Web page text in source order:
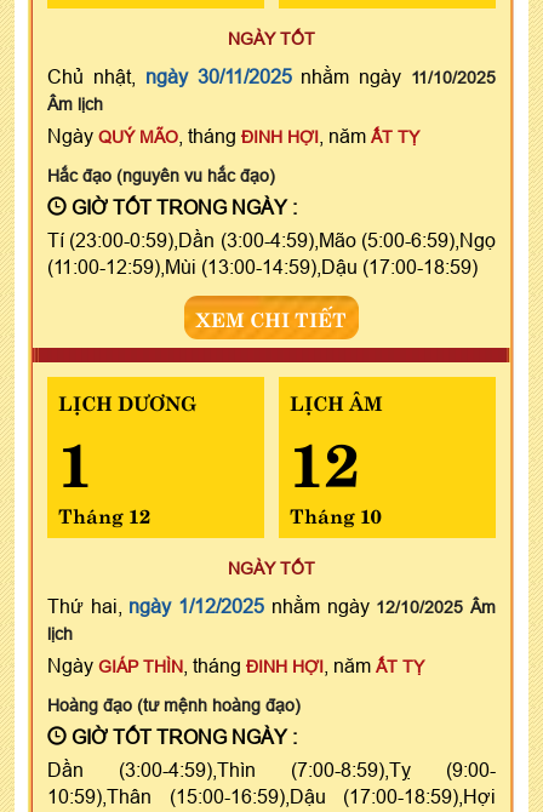
NGÀY TỐT
Chủ nhật, ngày 30/11/2025nhằm ngày 11/10/2025
Âm lịch
Ngày QUÝ MÃO , tháng ĐINH HỢI , năm ẤT TỴ
Hắc đạo (nguyên vu hắc đạo)
GIỜ TỐT TRONG NGÀY :
Tí (23:00-0:59),Dần (3:00-4:59),Mão (5:00-6:59),Ngọ
(11:00-12:59),Mùi (13:00-14:59),Dậu (17:00-18:59)
XEM CHI TIẾT
LỊCH DƯƠNG
1
Tháng 12
LỊCH ÂM
12
Tháng 10
NGÀY TỐT
Thứ hai, ngày 1/12/2025 nhằm ngày 12/10/2025 Âm
lịch
Ngày GIÁP THÌN , tháng ĐINH HỢI , năm ẤT TỴ
Hoàng đạo (tư mệnh hoàng đạo)
GIỜ TỐT TRONG NGÀY :
Dần (3:00-4:59),Thìn (7:00-8:59),Tỵ (9:00-
10:59),Thân (15:00-16:59),Dậu (17:00-18:59),Hợi